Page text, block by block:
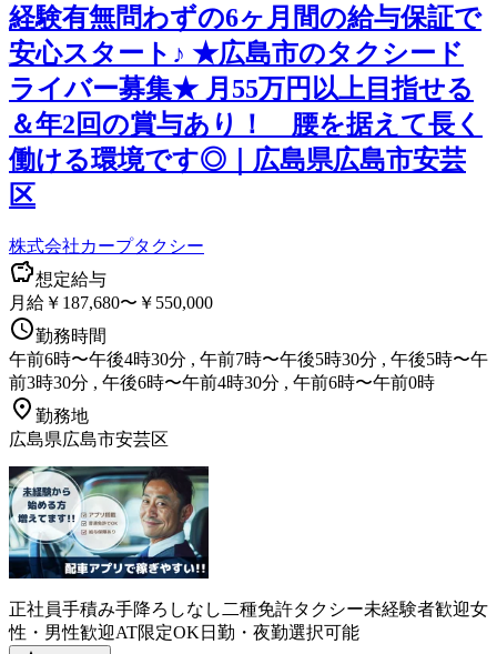
経験有無問わずの6ヶ月間の給与保証で
安心スタート♪ ★広島市のタクシード
ライバー募集★ 月55万円以上目指せる
＆年2回の賞与あり！ 腰を据えて長く
働ける環境です◎｜広島県広島市安芸
区
株式会社カープタクシー
想定給与
月給￥187,680〜￥550,000
勤務時間
午前6時〜午後4時30分 , 午前7時〜午後5時30分 , 午後5時〜午
前3時30分 , 午後6時〜午前4時30分 , 午前6時〜午前0時
勤務地
広島県広島市安芸区
正社員手積み手降ろしなし 二種免許タクシー未経験者歓迎女
性・男性歓迎AT限定OK 日勤・夜勤選択可能